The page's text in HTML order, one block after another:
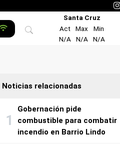
Santa Cruz
Act
Max
Min
N/A
N/A N/A
Noticias relacionadas
Gobernación pide
combustible para combatir
incendio en Barrio Lindo